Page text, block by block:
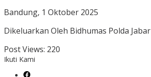
Bandung, 1 Oktober 2025
Dikeluarkan Oleh Bidhumas Polda Jabar
Post Views: 220
Ikuti Kami